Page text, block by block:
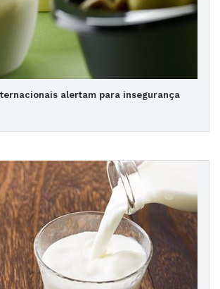
alertam para insegurança